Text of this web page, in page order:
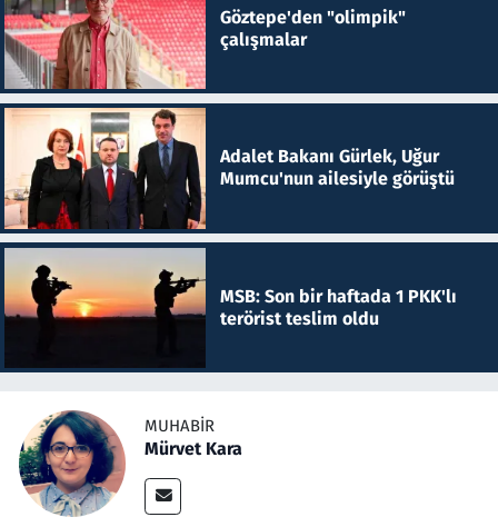
Göztepe'den "olimpik"
çalışmalar
Adalet Bakanı Gürlek, Uğur
Mumcu'nun ailesiyle görüştü
MSB: Son bir haftada 1 PKK'lı
terörist teslim oldu
MUHABIR
Mürvet Kara